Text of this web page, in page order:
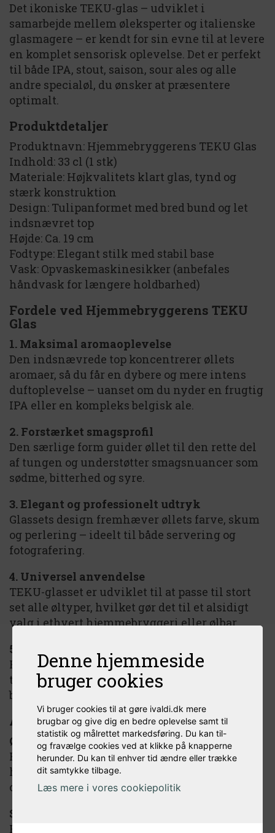
Denne hjemmeside
bruger cookies
Vi bruger cookies til at gøre ivaldi.dk mere
brugbar og give dig en bedre oplevelse samt til
statistik og målrettet markedsføring. Du kan til-
og fravælge cookies ved at klikke på knapperne
herunder. Du kan til enhver tid ændre eller trække
dit samtykke tilbage.
Læs mere i vores cookiepolitik
Det ikoniske TEKU-glas – udviklet i
samarbejde mellem øleksperter og italienske
glasmagere – er kendt for sin evne til at levere
en komplet sensorisk oplevelse. Det er perfekt
til både IPA, stout, saison, sour ales og alle
andre specialøl, du ønsker at præsentere
optimalt.
Produktdetaljer
Produktnavn: Hjemmebryggerens TEKU Glas
Indhold: 33 cl (1 stk)
Materiale: Højkvalitets klart glas, tynd og
stærk konstruktion
Design: Tulipanformet med bred bund og let
indsnævret top
Højde: Ca. 19 cm
Fodtype: Elegant stilk med stabil base
Vask: Opvaskemaskinesikker (anbefales
håndvask for længere holdbarhed)
Fordele ved Hjemmebryggerens TEKU
Glas
1. Maksimal aromaoplevelse
Den indsnævrede top koncentrerer øllets
aromaer, så du får en dybere og mere intens
duftoplevelse – uanset om du nyder en frugtig
IPA eller en kompleks belgisk ale.
2. Forstærket smagsprofil
Den særlige form guider øllet til den rette del
af tungen og understøtter smagsnuancer som
sødme, bitterhed og syre.
3. Elegant og professionelt udtryk
Glassets design fremhæver øllets farve, skum
og perlering – ideelt til både servering og
fotografering.
4. Universel anvendelse
TEKU-glasset er udviklet til at passe til stort
set alle øltyper, hvilket gør det til et alsidigt
valg i ethvert hjemmebryggeri eller ølbar.
5. Holdbart og gennemtænkt
Fremstillet i slidstærkt glas, der kombinerer
tynd elegance med robusthed – perfekt til
både daglig brug og særlige anledninger.
Anvendelsesområder
Ølsmagning
Perfekt til smagspaneler, konkurrencer eller
hjemme-arrangementer hvor nuancer i aroma
og smag er i centrum.
Servering
Fremhæv det visuelle og sensoriske udtryk